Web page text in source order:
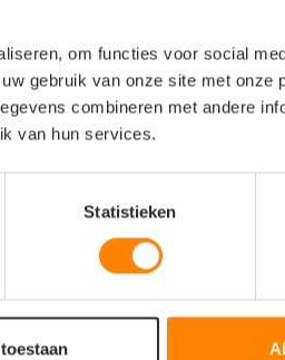
om functies voor social
gebruik van onze site met onze
combineren met andere
van hun services.
Statistieken